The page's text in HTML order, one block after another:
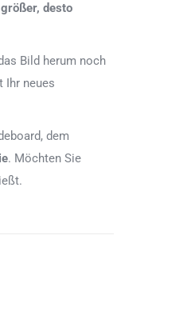
desto
Bild herum noch
Ihr neues
dem
. Möchten Sie